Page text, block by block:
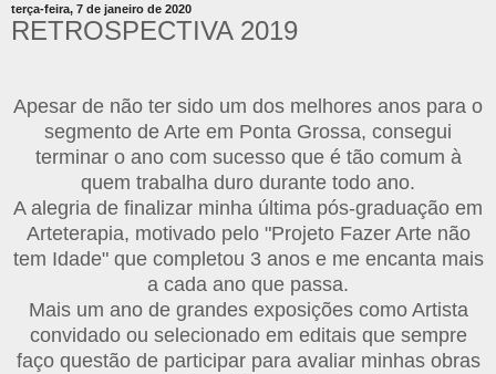
terça-feira, 7 de janeiro de 2020
RETROSPECTIVA 2019
Apesar de não ter sido um dos melhores anos para o
segmento de Arte em Ponta Grossa, consegui
terminar o ano com sucesso que é tão comum à
quem trabalha duro durante todo ano.
A alegria de finalizar minha última pós-graduação em
Arteterapia, motivado pelo "Projeto Fazer Arte não
tem Idade" que completou 3 anos e me encanta mais
a cada ano que passa.
Mais um ano de grandes exposições como Artista
convidado ou selecionado em editais que sempre
faço questão de participar para avaliar minhas obras